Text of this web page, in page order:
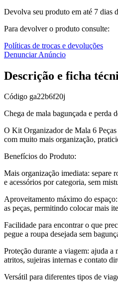
Devolva seu produto em até 7 dias
Para devolver o produto consulte:
Políticas de trocas e devoluções
Denunciar Anúncio
Descrição e ficha
Código ga22b6f20j
Chega de mala bagunçada e perda
O Kit Organizador de Mala 6
com muito mais organização,
Benefícios do Produto:
Mais organização imediata: separe
e acessórios por categoria, sem
Aproveitamento máximo do
as peças, permitindo colocar mais
Facilidade para encontrar o que
pegue a roupa desejada sem
Proteção durante a viagem: ajuda a
atritos, sujeiras internas e contato
Versátil para diferentes tipos de